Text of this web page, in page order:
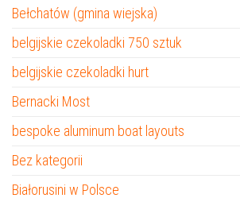
Bełchatów (gmina wiejska)
belgijskie czekoladki 750 sztuk
belgijskie czekoladki hurt
Bernacki Most
bespoke aluminum boat layouts
Bez kategorii
Białorusini w Polsce